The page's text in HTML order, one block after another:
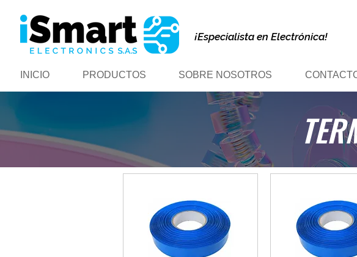
¡Especialista en Electrónica!
INICIO PRODUCTOS SOBRE NOSOTROS